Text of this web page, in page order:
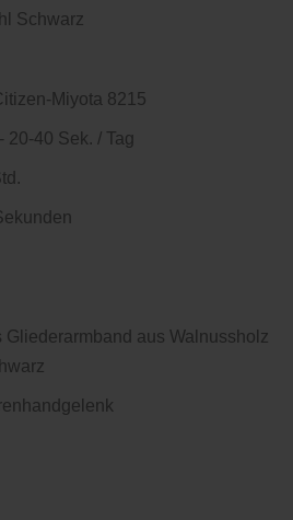
Schwarz
Miyota 8215
20-40 Sek. / Tag
aus Walnussholz